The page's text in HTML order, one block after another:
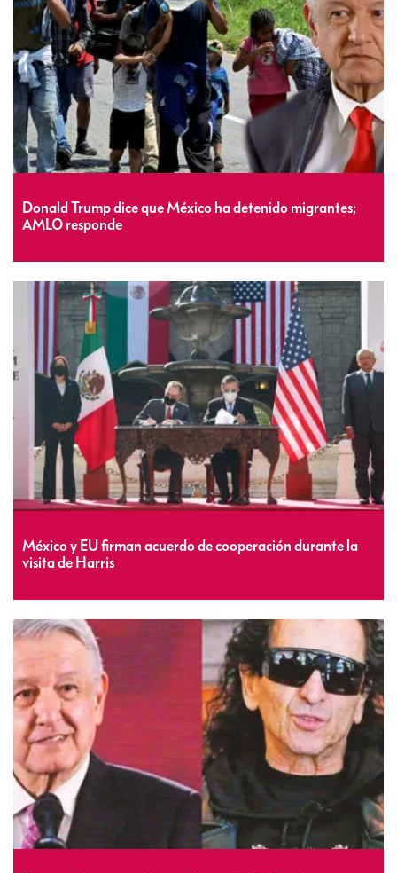
Donald Trump dice que México ha detenido migrantes;
AMLO responde
México y EU firman acuerdo de cooperación durante la
visita de Harris